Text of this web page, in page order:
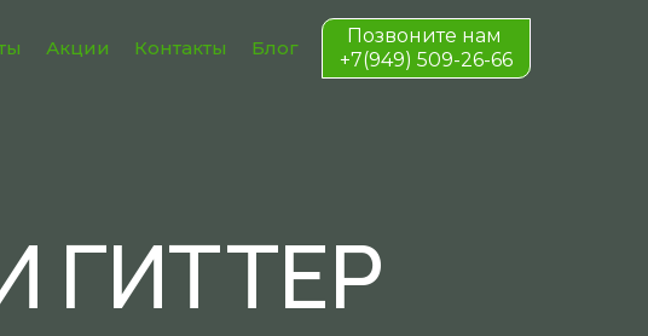
Акции Контакты Блог
Позвоните нам
+7(949) 509-26-66
ГИТТЕР